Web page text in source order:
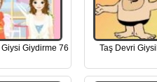
Giysi Giydirme 76 Taş Devri